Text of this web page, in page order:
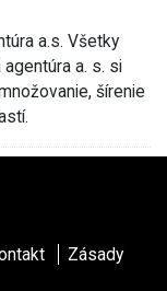
a.s. Všetky
a. s. si
šírenie
Zásady